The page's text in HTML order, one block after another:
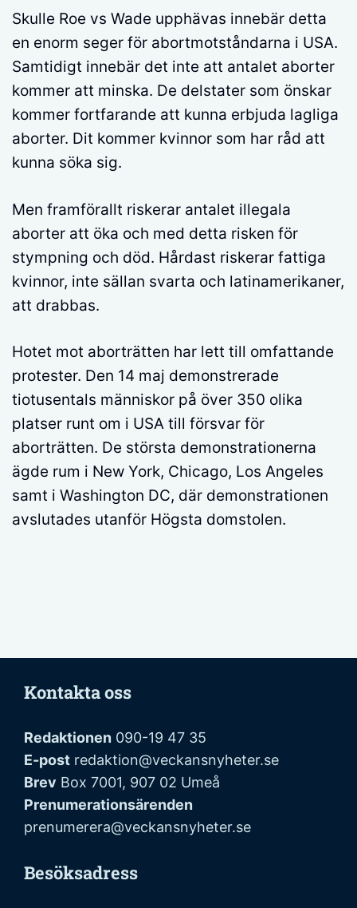
Skulle Roe vs Wade upphävas innebär detta
en enorm seger för abortmotståndarna i USA.
Samtidigt innebär det inte att antalet aborter
kommer att minska. De delstater som önskar
kommer fortfarande att kunna erbjuda lagliga
aborter. Dit kommer kvinnor som har råd att
kunna söka sig.
Men framförallt riskerar antalet illegala
aborter att öka och med detta risken för
stympning och död. Hårdast riskerar fattiga
kvinnor, inte sällan svarta och latinamerikaner,
att drabbas.
Hotet mot aborträtten har lett till omfattande
protester. Den 14 maj demonstrerade
tiotusentals människor på över 350 olika
platser runt om i USA till försvar för
aborträtten. De största demonstrationerna
ägde rum i New York, Chicago, Los Angeles
samt i Washington DC, där demonstrationen
avslutades utanför Högsta domstolen.
Kontakta oss
Redaktionen 090-19 47 35
E-post redaktion@veckansnyheter.se
Brev Box 7001, 907 02 Umeå
Prenumerationsärenden
prenumerera@veckansnyheter.se
Besöksadress